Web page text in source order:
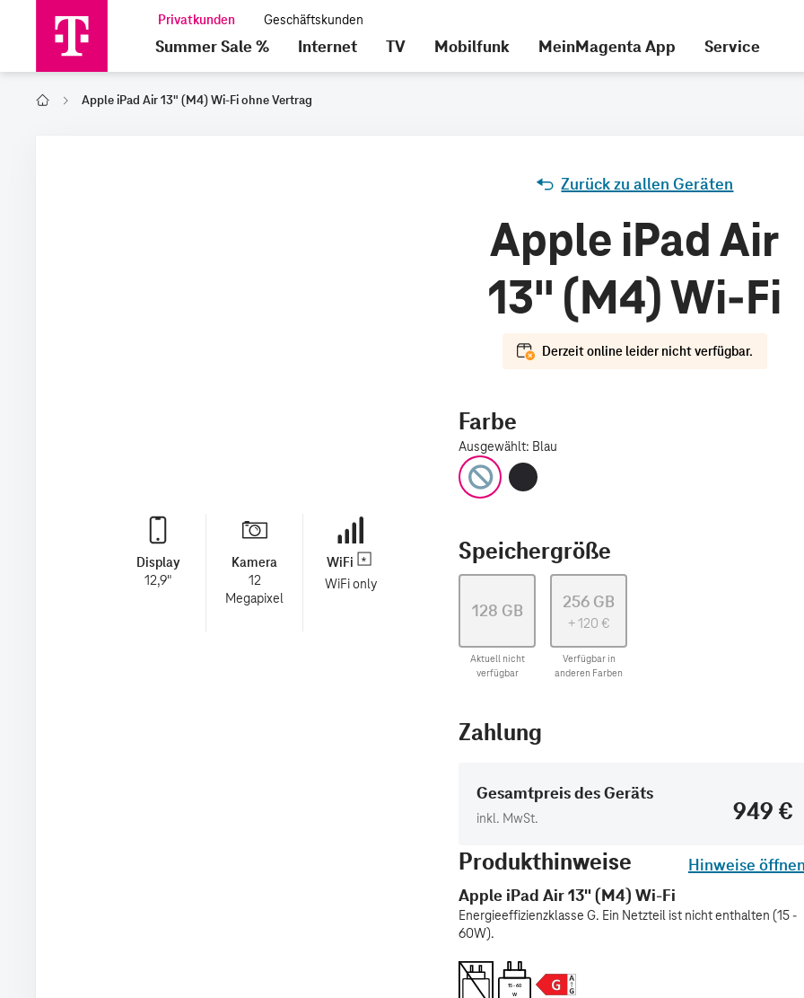
Summer Sale % Internet TV Mobilfunk MeinMagenta App Service
Home Apple iPad Air 13" (M4) Wi-Fi ohne Vertrag
Display
12,9"
Kamera
12
Megapixel
WiFi
WiFi only
Zurück zu allen Geräten
Apple iPad Air
13" (M4) Wi-Fi
Derzeit online leider nicht verfügbar.
Farbe
Ausgewählt: Blau
Blau
Speichergröße
128 GB
Aktuell nicht
verfügbar
256 GB
+120 €
Verfügbar in
anderen Farben
Zahlung
Gesamtpreis des Geräts
inkl. MwSt.
949 €
Produkthinweise
Hinweise
Apple iPad Air 13" (M4) Wi-Fi
Energieeffizienzklasse G. Ein Netzteil ist nicht enthalten (15 -
60W).
15 - 60
W